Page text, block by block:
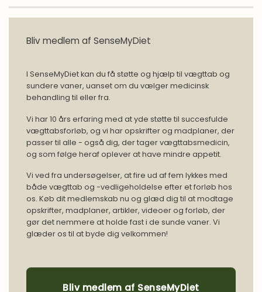
Bliv medlem af SenseMyDiet
I SenseMyDiet kan du få støtte og hjælp til vægttab og
sundere vaner, uanset om du vælger medicinsk
behandling til eller fra.
Vi har 10 års erfaring med at yde støtte til succesfulde
vægttabsforløb, og vi har opskrifter og madplaner, der
passer til alle - også dig, der tager vægttabsmedicin,
og som følge heraf oplever at have mindre appetit.
Vi ved fra undersøgelser, at fire ud af fem lykkes med
både vægttab og -vedligeholdelse efter et forløb hos
os. Køb dit medlemskab nu og glæd dig til at modtage
opskrifter, madplaner, artikler, videoer og forløb, der
gør det nemmere at holde fast i de sunde vaner. Vi
glæder os til at byde dig velkommen!
Bliv medlem af SenseMyDiet